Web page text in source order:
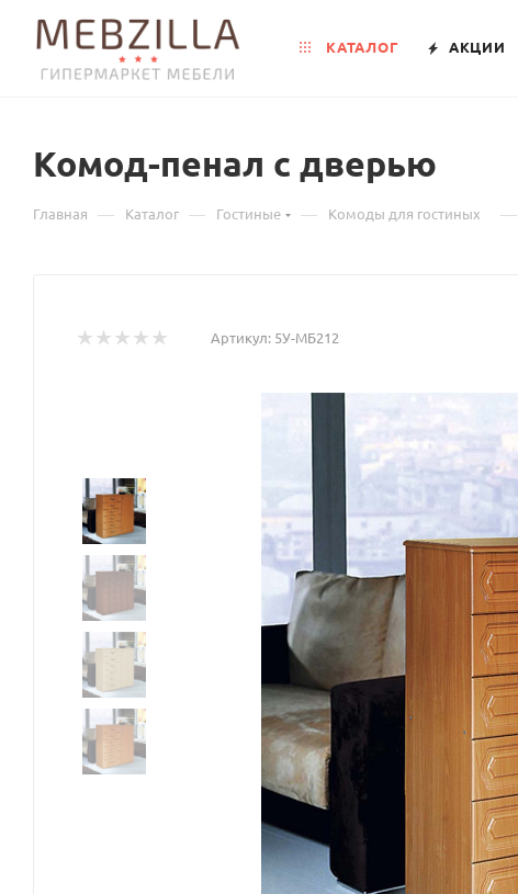
КАТАЛОГ АКЦИИ
Комод-пенал с дверью
Главная — Каталог — Гостиные — Комоды для гостиных —
Артикул: 5У-МБ212